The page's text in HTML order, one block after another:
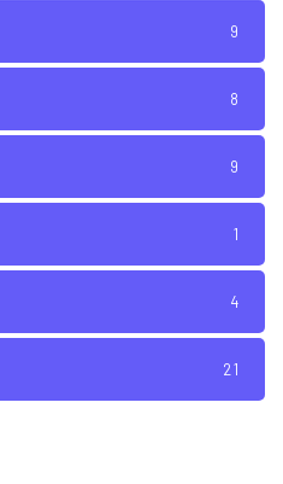
9
8
9
1
4
21